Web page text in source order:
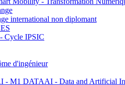
international non diplomant
Cycle IPSIC
d'ingénieur
- M1 DATAAI - Data and Artificial